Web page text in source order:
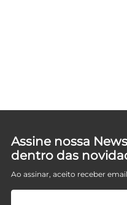
Assine nossa
dentro das
Ao assinar, aceito receber